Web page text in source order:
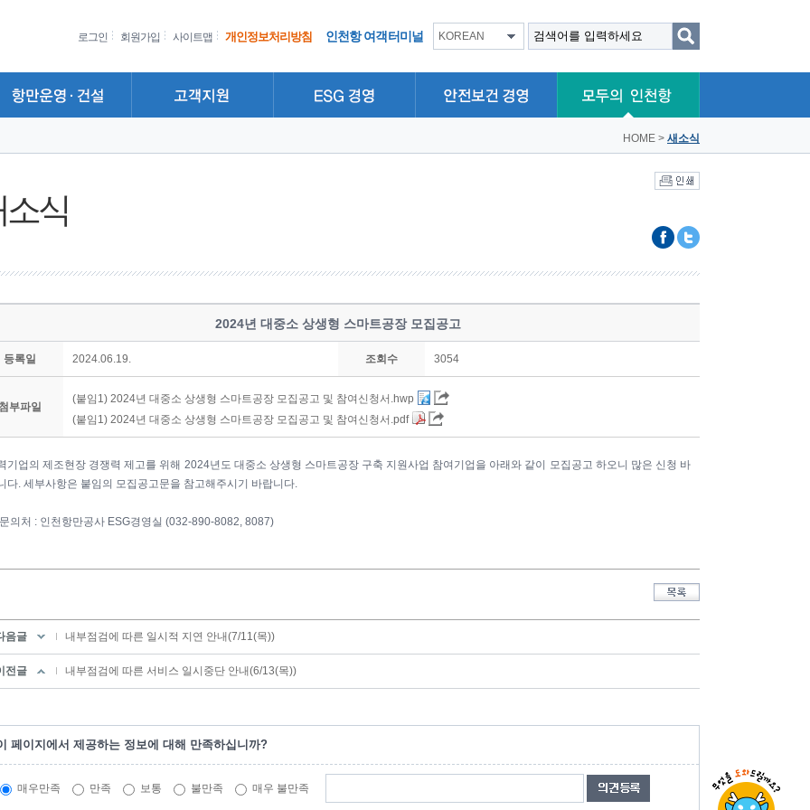
로그인 회원가입 사이트맵 개인정보처리방침 인천항 여객터미널 KOREAN
HOME > 새소식
식
2024년 대중소 상생형 스마트공장 모집공고
등록일 2024.06.19. 조회수 3054
첨부파일
(붙임1) 2024년 대중소 상생형 스마트공장 모집공고 및 참여신청서.hwp
(붙임1) 2024년 대중소 상생형 스마트공장 모집공고 및 참여신청서.pdf
기업의 제조현장 경쟁력 제고를 위해 2024년도 대중소 상생형 스마트공장 구축 지원사업 참여기업을 아래와 같이 모집공고 하오니 많은 신청 바
다. 세부사항은 붙임의 모집공고문을 참고해주시기 바랍니다.
의처 : 인천항만공사 ESG경영실 (032-890-8082, 8087)
음글 내부점검에 따른 일시적 지연 안내(7/11(목))
전글 내부점검에 따른 서비스 일시중단 안내(6/13(목))
페이지에서 제공하는 정보에 대해 만족하십니까?
매우만족 만족 보통 불만족 매우 불만족